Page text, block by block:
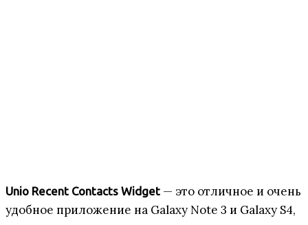
Unio Recent Contacts Widget — это отличное и очень
удобное приложение на Galaxy Note 3 и Galaxy S4,